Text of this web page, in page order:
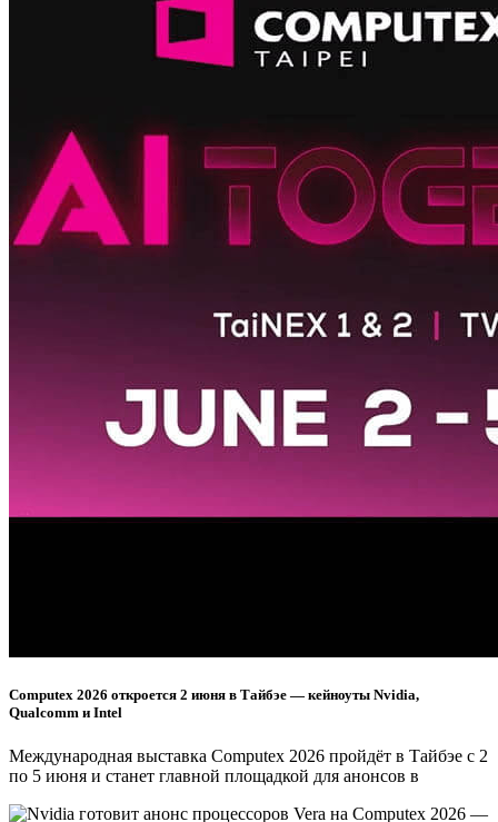
Computex 2026 откроется 2 июня в Тайбэе — кейноуты Nvidia,
Qualcomm и Intel
Международная выставка Computex 2026 пройдёт в Тайбэе с 2
по 5 июня и станет главной площадкой для анонсов в